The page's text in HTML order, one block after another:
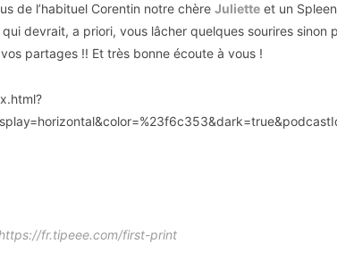
de l’habituel Corentin notre chère Juliette et un
devrait, a priori, vous lâcher quelques sourires sinon
partages !! Et très bonne écoute à vous !
fr.tipeee.com/first-print